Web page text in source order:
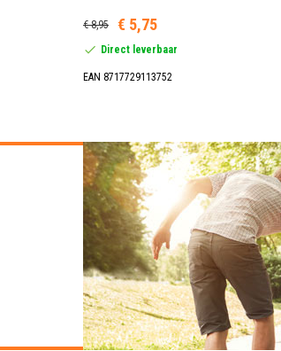
€ 8,95 € 5,75
Direct leverbaar
EAN 8717729113752